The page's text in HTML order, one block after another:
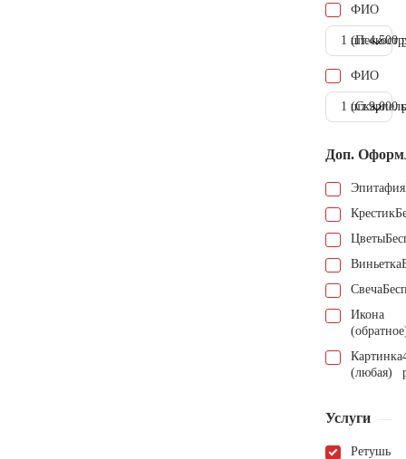
ФИО
1 шт.4.500
ФИО
1 шт.9.000
Доп.
Эпитафия
Крестик
Цветы
Виньетка
Свеча
Икона
Картинка
(любая)
Услуги
Ретушь